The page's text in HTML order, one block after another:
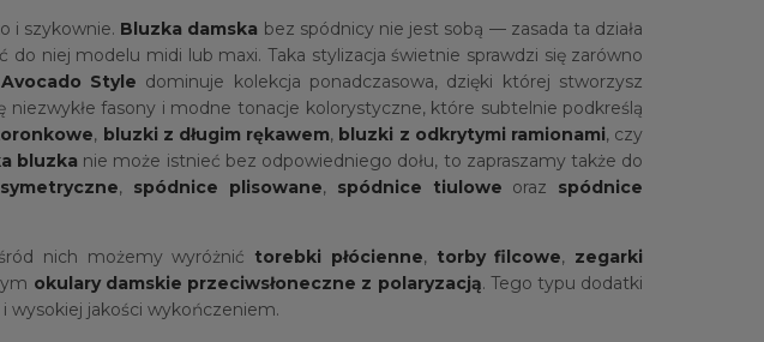
i szykownie. Bluzka damska bez spódnicy nie jest sobą — zasada ta działa
niej modelu midi lub maxi. Taka stylizacja świetnie sprawdzi się zarówno
Avocado Style dominuje kolekcja ponadczasowa, dzięki której stworzysz
niezwykłe fasony i modne tonacje kolorystyczne, które subtelnie podkreślą
, bluzki z długim rękawem, bluzki z odkrytymi ramionami, czy
bluzka nie może istnieć bez odpowiedniego dołu, to zapraszamy także do
, spódnice plisowane, spódnice tiulowe oraz spódnice
nich możemy wyróżnić torebki płócienne, torby filcowe, zegarki
okulary damskie przeciwsłoneczne z polaryzacją. Tego typu dodatki
wysokiej jakości wykończeniem.